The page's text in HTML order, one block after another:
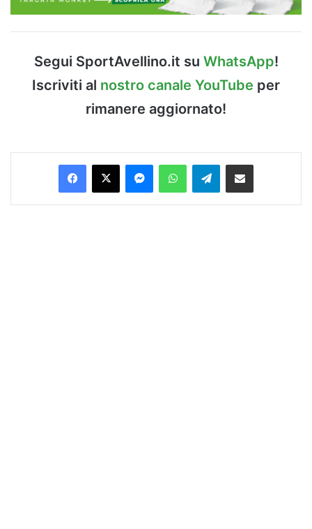
Segui SportAvellino.it su WhatsApp!
Iscriviti al nostro canale YouTube per
rimanere aggiornato!
Facebook
X MessengerWhatsAppTelegramCondividi via Email